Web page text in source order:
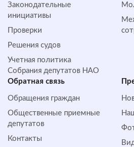
Законодательные
инициативы
Проверки
Решения судов
Учетная политика
Собрания депутатов НАО
Обратная cвязь
Обращения граждан
Общественные приемные
депутатов
Контакты